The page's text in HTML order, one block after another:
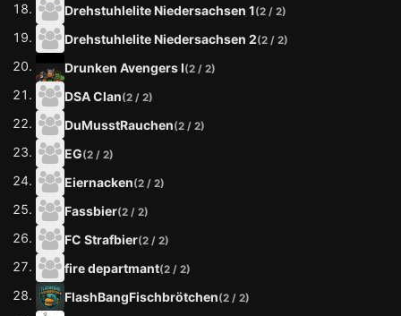
Drehstuhlelite Niedersachsen 1(2 / 2)
Drehstuhlelite Niedersachsen 2(2 / 2)
Drunken Avengers I(2 / 2)
DSA Clan(2 / 2)
DuMusstRauchen(2 / 2)
EG(2 / 2)
Eiernacken(2 / 2)
Fassbier(2 / 2)
FC Strafbier(2 / 2)
fire departmant(2 / 2)
FlashBangFischbrötchen(2 / 2)